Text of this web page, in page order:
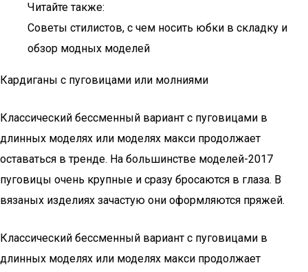
Читайте также:
Советы стилистов, с чем носить юбки в складку и
обзор модных моделей
Кардиганы с пуговицами или молниями
Классический бессменный вариант с пуговицами в
длинных моделях или моделях макси продолжает
оставаться в тренде. На большинстве моделей-2017
пуговицы очень крупные и сразу бросаются в глаза. В
вязаных изделиях зачастую они оформляются пряжей.
Классический бессменный вариант с пуговицами в
длинных моделях или моделях макси продолжает